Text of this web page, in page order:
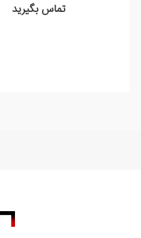
تماس بگیرید